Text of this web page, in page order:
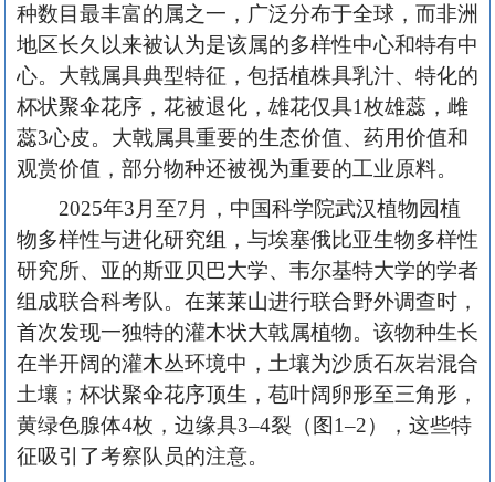
种数目最丰富的属之一，广泛分布于全球，而非洲
地区长久以来被认为是该属的多样性中心和特有中
心。大戟属具典型特征，包括植株具乳汁、特化的
杯状聚伞花序，花被退化，雄花仅具1枚雄蕊，雌
蕊3心皮。大戟属具重要的生态价值、药用价值和
观赏价值，部分物种还被视为重要的工业原料。
2025年3月至7月，中国科学院武汉植物园植
物多样性与进化研究组，与埃塞俄比亚生物多样性
研究所、亚的斯亚贝巴大学、韦尔基特大学的学者
组成联合科考队。在莱莱山进行联合野外调查时，
首次发现一独特的灌木状大戟属植物。该物种生长
在半开阔的灌木丛环境中，土壤为沙质石灰岩混合
土壤；杯状聚伞花序顶生，苞叶阔卵形至三角形，
黄绿色腺体4枚，边缘具3–4裂（图1–2），这些特
征吸引了考察队员的注意。